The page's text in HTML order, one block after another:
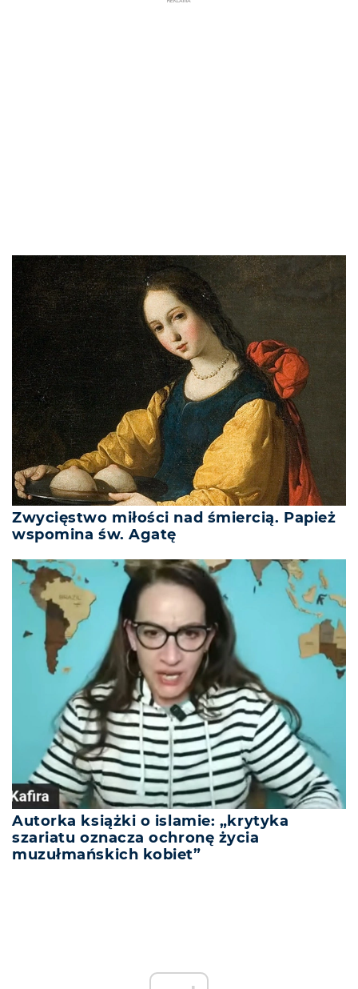
Zwycięstwo miłości nad śmiercią. Papież
wspomina św. Agatę
Autorka książki o islamie: „krytyka
szariatu oznacza ochronę życia
muzułmańskich kobiet”